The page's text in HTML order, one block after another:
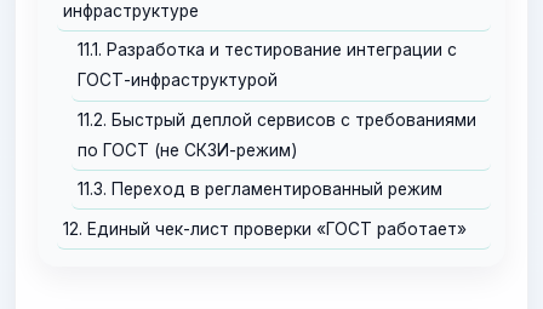
инфраструктуре
11.1. Разработка и тестирование интеграции с
ГОСТ-инфраструктурой
11.2. Быстрый деплой сервисов с требованиями
по ГОСТ (не СКЗИ-режим)
11.3. Переход в регламентированный режим
12. Единый чек-лист проверки «ГОСТ работает»